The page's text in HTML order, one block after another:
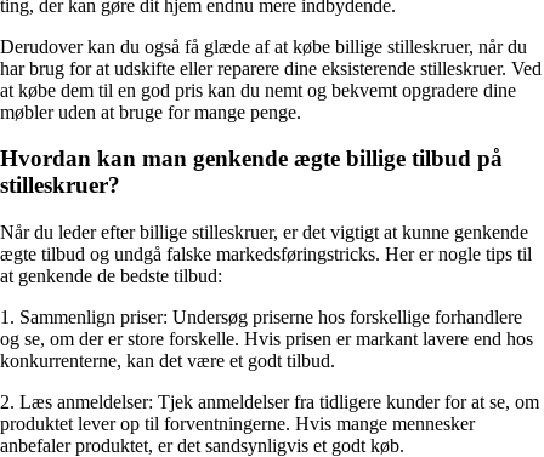
ting, der kan gøre dit hjem endnu mere indbydende.
Derudover kan du også få glæde af at købe billige stilleskruer, når du
har brug for at udskifte eller reparere dine eksisterende stilleskruer. Ved
at købe dem til en god pris kan du nemt og bekvemt opgradere dine
møbler uden at bruge for mange penge.
Hvordan kan man genkende ægte billige tilbud på
stilleskruer?
Når du leder efter billige stilleskruer, er det vigtigt at kunne genkende
ægte tilbud og undgå falske markedsføringstricks. Her er nogle tips til
at genkende de bedste tilbud:
1. Sammenlign priser: Undersøg priserne hos forskellige forhandlere
og se, om der er store forskelle. Hvis prisen er markant lavere end hos
konkurrenterne, kan det være et godt tilbud.
2. Læs anmeldelser: Tjek anmeldelser fra tidligere kunder for at se, om
produktet lever op til forventningerne. Hvis mange mennesker
anbefaler produktet, er det sandsynligvis et godt køb.